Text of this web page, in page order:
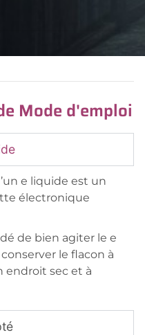
Mode d'emploi
e liquide est un
électronique
de bien agiter le e
le flacon à
endroit sec et à